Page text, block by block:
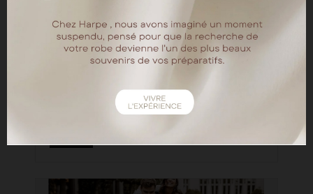
Découvrez le mariage de Priscilla et Maxime
en Italie aux tonalités rouge et terracotta.
Au départ, le mariage était prévu le 04 juillet
sont mariés le 03 juillet 2021.